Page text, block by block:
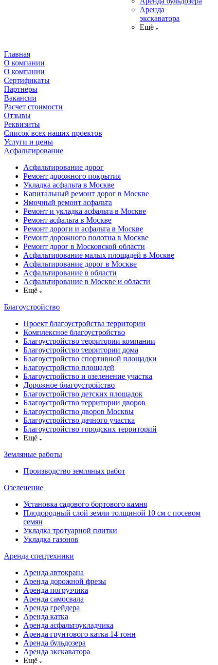
Аренда
экскаватора
Ещё
Главная
О компании
О компании
Сертификаты
Партнеры
Вакансии
Расчет стоимости
Отзывы
Реквизиты
Список всех наших проектов
Услуги и цены
Асфальтирование
Асфальтирование дорог
Ремонт дорожного покрытия
Укладка асфальта в Москве
Капитальный ремонт дорог в Москве
Ямочный ремонт асфальта
Ремонт и укладка асфальта в Москве
Ремонт асфальта в Москве
Ремонт дороги и асфальта в Москве
Ремонт дорожного полотна в Москве
Ремонт дорог в Московской области
Асфальтирование малых площадей в Москве
Асфальтирование дорог в Москве
Асфальтирование в области
Асфальтирование в Москве и области
Ещё
Благоустройство
Проект благоустройства территории
Комплексное благоустройство
Благоустройство территории компании
Благоустройство территории дома
Благоустройство спортивной площадки
Благоустройство площадей
Благоустройство и озеленение участка
Дорожное благоустройство
Благоустройство детских площадок
Благоустройство территории дворов
Благоустройство дворов Москвы
Благоустройство дачного участка
Благоустройство городских территорий
Ещё
Земляные работы
Производство земляных работ
Озеленение
Установка садового бортового камня
Плодородный слой земли толщиной 10 см с посевом
семян
Укладка тротуарной плитки
Укладка газонов
Аренда спецтехники
Аренда автокрана
Аренда дорожной фрезы
Аренда погрузчика
Аренда самосвала
Аренда грейдера
Аренда катка
Аренда асфальтоукладчика
Аренда грунтового катка 14 тонн
Аренда бульдозера
Аренда экскаватора
Ещё